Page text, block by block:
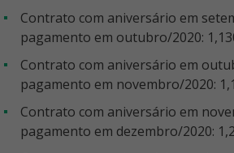
Contrato com aniversário em setembro/2020 e
pagamento em outubro/2020:
Contrato com aniversário em outubro/2020 e
pagamento em novembro/2020:
Contrato com aniversário em novembro/2020 e
pagamento em dezembro/2020: